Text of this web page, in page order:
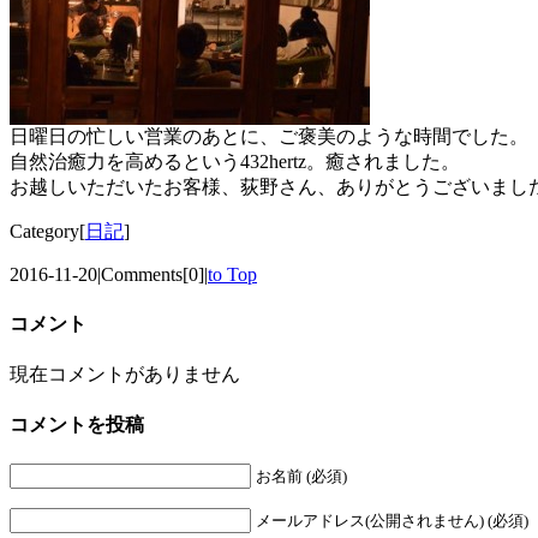
日曜日の忙しい営業のあとに、ご褒美のような時間でした。
自然治癒力を高めるという432hertz。癒されました。
お越しいただいたお客様、荻野さん、ありがとうございまし
Category[日記]
2016-11-20|Comments[0]|to Top
コメント
現在コメントがありません
コメントを投稿
お名前 (必須)
メールアドレス(公開されません) (必須)